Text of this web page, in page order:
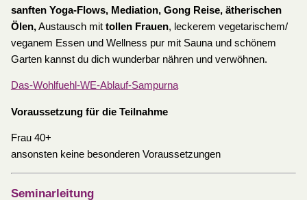
sanften Yoga-Flows, Mediation, Gong Reise, ätherischen
Ölen,Austausch mit tollen Frauen, leckerem vegetarischem/
veganem Essen und Wellness pur mit Sauna und schönem
Garten kannst du dich wunderbar nähren und verwöhnen.
Das-Wohlfuehl-WE-Ablauf-Sampurna
Voraussetzung für die Teilnahme
Frau 40+
ansonsten keine besonderen Voraussetzungen
Seminarleitung